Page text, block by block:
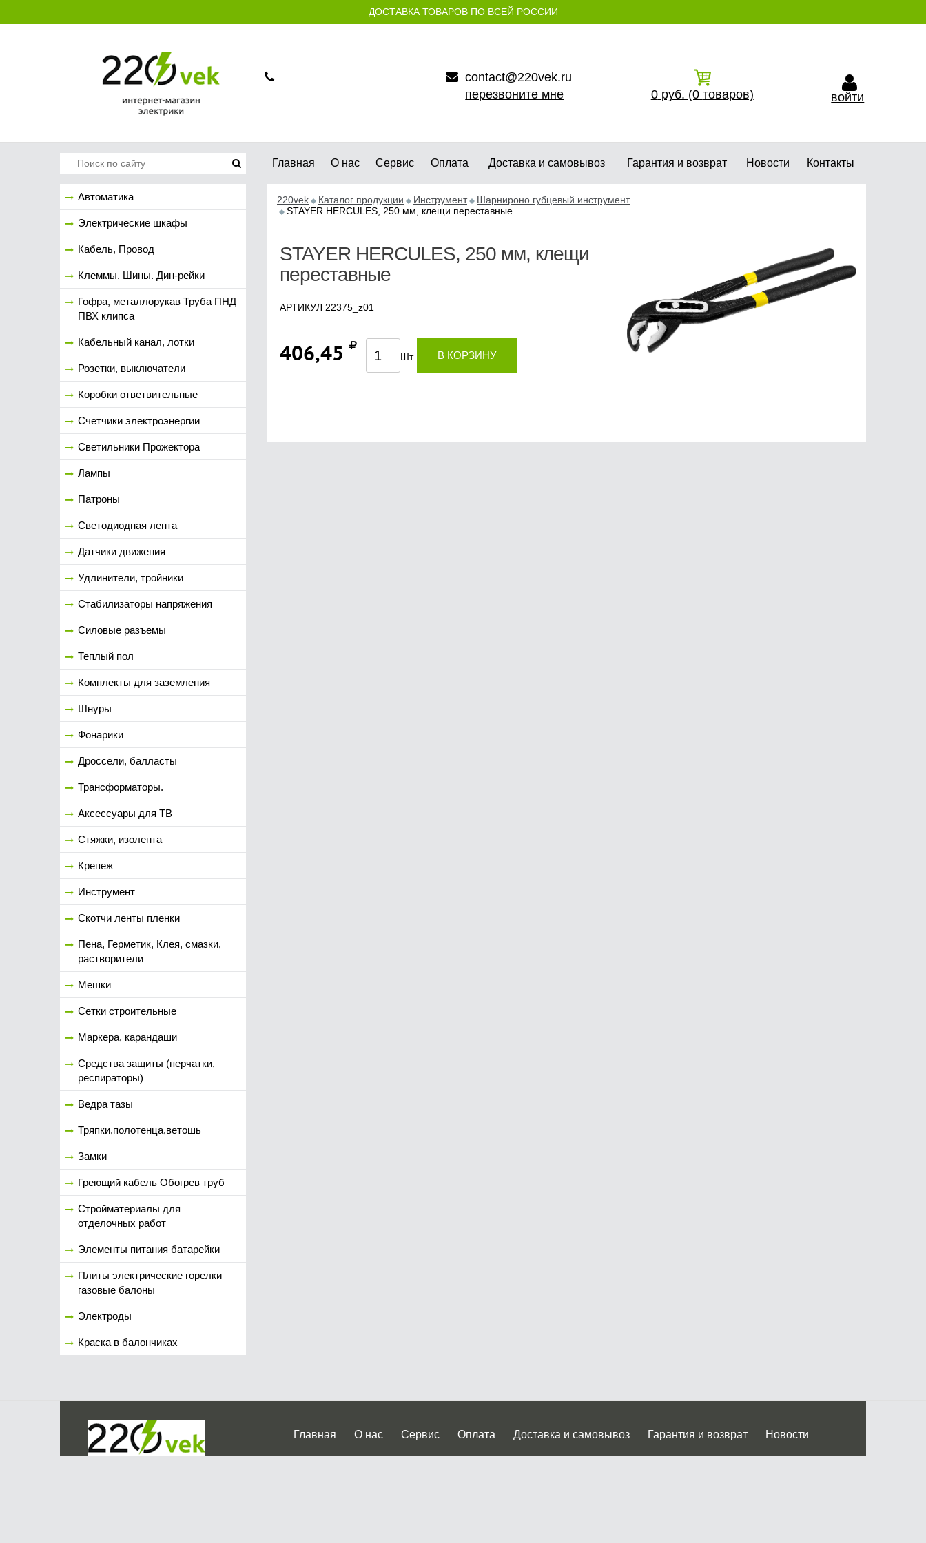
ДОСТАВКА ТОВАРОВ ПО ВСЕЙ РОССИИ
contact@220vek.ru
перезвоните мне
0 руб. (0 товаров) войти
Автоматика
Электрические шкафы
Кабель, Провод
Клеммы. Шины. Дин-рейки
Гофра, металлорукав Труба ПНД
ПВХ клипса
Кабельный канал, лотки
Розетки, выключатели
Коробки ответвительные
Счетчики электроэнергии
Светильники Прожектора
Лампы
Патроны
Светодиодная лента
Датчики движения
Удлинители, тройники
Стабилизаторы напряжения
Силовые разъемы
Теплый пол
Комплекты для заземления
Шнуры
Фонарики
Дроссели, балласты
Трансформаторы.
Аксессуары для ТВ
Стяжки, изолента
Крепеж
Инструмент
Скотчи ленты пленки
Пена, Герметик, Клея, смазки,
растворители
Мешки
Сетки строительные
Маркера, карандаши
Средства защиты (перчатки,
респираторы)
Ведра тазы
Тряпки,полотенца,ветошь
Замки
Греющий кабель Обогрев труб
Стройматериалы для
отделочных работ
Элементы питания батарейки
Плиты электрические горелки
газовые балоны
Электроды
Краска в балончиках
Главная О нас Сервис Оплата Доставка и самовывоз Гарантия и возврат Новости Контакты
220vek Каталог продукции Инструмент
Шарнироно губцевый инструмент
STAYER HERCULES, 250 мм, клещи переставные
STAYER HERCULES, 250 мм, клещи
переставные
АРТИКУЛ 22375_z01
406,45 Шт. В КОРЗИНУ
Главная О нас Сервис Оплата Доставка и самовывоз Гарантия и возврат Новости